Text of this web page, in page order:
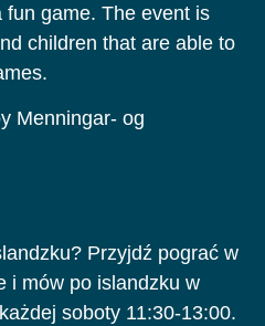
game. The event is
children that are able to
Menningar- og
Przyjdź pograć w
i mów po islandzku w
soboty 11:30-13:00.